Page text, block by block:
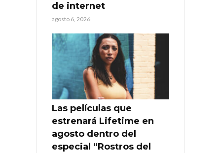
de internet
agosto 6, 2026
Las películas que
estrenará Lifetime en
agosto dentro del
especial “Rostros del